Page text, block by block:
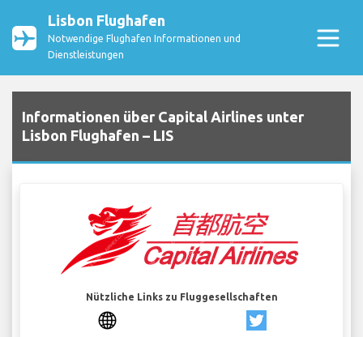
Lisbon Flughafen
Notwendige Flughafen Informationen und
Dienstleistungen
Informationen über Capital Airlines unter
Lisbon Flughafen – LIS
Nützliche Links zu Fluggesellschaften